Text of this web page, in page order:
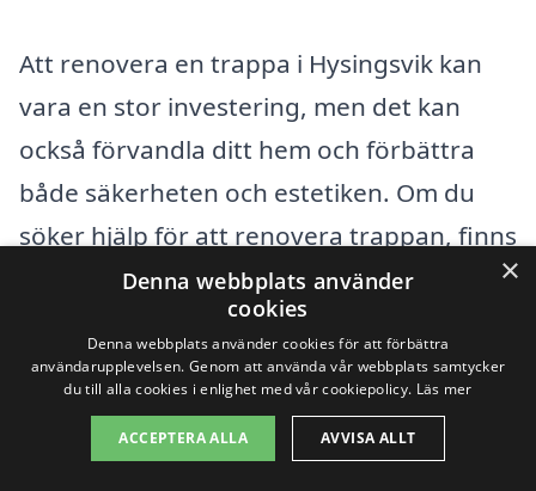
Att renovera en trappa i Hysingsvik kan
vara en stor investering, men det kan
också förvandla ditt hem och förbättra
både säkerheten och estetiken. Om du
söker hjälp för att renovera trappan, finns
det många professionella företag som
kan bistå dig. Det är viktigt att man väljer
ett företag som har erfarenhet och som
dessutom kan ge ett bra pris. Genom vår
plattform kan du enkelt få offerter från
×
Denna webbplats använder
cookies
Denna webbplats använder cookies för att förbättra
användarupplevelsen. Genom att använda vår webbplats samtycker
du till alla cookies i enlighet med vår cookiepolicy. Läs mer
ACCEPTERA ALLA AVVISA ALLT